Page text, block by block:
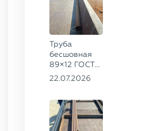
Труба
бесшовная
89×12 ГОСТ
8732-78, ст.
22.07.2026